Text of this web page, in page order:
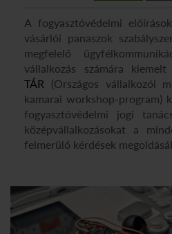
A fogyasztóvédelmi
vásárlói panaszok
megfelelő
vállalkozás számára
TÁR (Országos vállalkozói
kamarai workshop-program)
fogyasztóvédelmi jogi
középvállalkozásokat a
felmerülő kérdések